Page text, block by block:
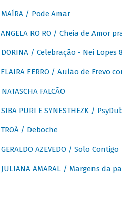
MAÍRA / Pode Amar
ANGELA RO RO / Cheia de Amor
DORINA / Celebração - Nei Lopes
FLAIRA FERRO / Aulão de Frevo
NATASCHA FALCÃO
SIBA PURI E SYNESTHEZK /
TROÁ / Deboche
GERALDO AZEVEDO / Solo Contigo
JULIANA AMARAL / Margens da